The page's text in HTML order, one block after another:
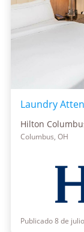
Laundry
Hilton
Columbus, OH
Publicado 8 de